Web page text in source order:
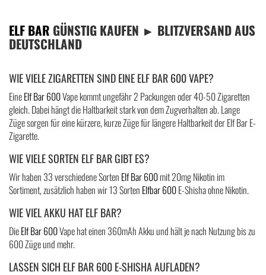
ELF BAR GÜNSTIG KAUFEN ► BLITZVERSAND AUS
DEUTSCHLAND
WIE VIELE ZIGARETTEN SIND EINE ELF BAR 600 VAPE?
EineElf Bar 600Vape kommt ungefähr 2 Packungen oder 40-50 Zigaretten
gleich. Dabei hängt die Haltbarkeit stark von dem Zugverhalten ab. Lange
Züge sorgen für eine kürzere, kurze Züge für längere Haltbarkeit der Elf Bar E-
Zigarette.
WIE VIELE SORTEN ELF BAR GIBT ES?
Wir haben 33 verschiedene Sorten Elf Bar 600mit 20mg Nikotin im
Sortiment, zusätzlich haben wir 13 Sorten Elfbar 600E-Shisha ohne Nikotin.
WIE VIEL AKKU HAT ELF BAR?
DieElf Bar 600Vape hat einen 360mAh Akku und hält je nach Nutzung bis zu
600 Züge und mehr.
LASSEN SICH ELF BAR 600 E-SHISHA AUFLADEN?